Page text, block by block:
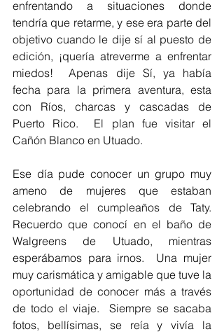
enfrentando a situaciones donde
tendría que retarme, y ese era parte del
objetivo cuando le dije sí al puesto de
edición, ¡quería atreverme a enfrentar
miedos!  Apenas dije Sí, ya había
fecha para la primera aventura, esta
con Ríos, charcas y cascadas de
Puerto Rico.  El plan fue visitar el
Cañón Blanco en Utuado.
Ese día pude conocer un grupo muy
ameno de mujeres que estaban
celebrando el cumpleaños de Taty.
Recuerdo que conocí en el baño de
Walgreens de Utuado, mientras
esperábamos para irnos.  Una mujer
muy carismática y amigable que tuve la
oportunidad de conocer más a través
de todo el viaje.  Siempre se sacaba
fotos, bellísimas, se reía y vivía la